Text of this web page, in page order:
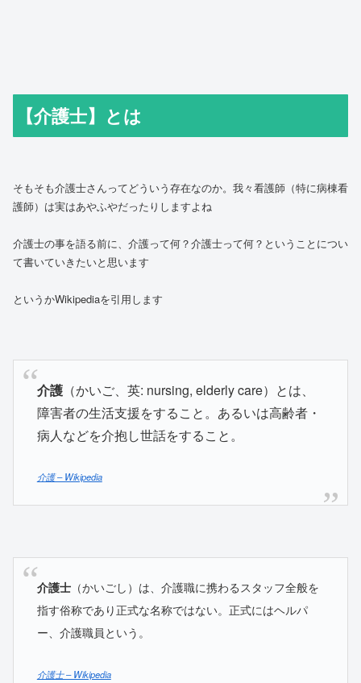
【介護士】とは
そもそも介護士さんってどういう存在なのか。我々看護師（特に病棟看
護師）は実はあやふやだったりしますよね
介護士の事を語る前に、介護って何？介護士って何？ということについ
て書いていきたいと思います
というかWikipediaを引用します
介護（かいご、英: nursing, elderly care）とは、
障害者の生活支援をすること。あるいは高齢者・
病人などを介抱し世話をすること。
介護 – Wikipedia
介護士（かいごし）は、介護職に携わるスタッフ全般を
指す俗称であり正式な名称ではない。正式にはヘルパ
ー、介護職員という。
介護士 – Wikipedia